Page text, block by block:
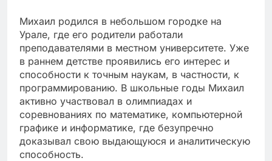
Михаил родился в небольшом городке на
Урале, где его родители работали
преподавателями в местном университете. Уже
в раннем детстве проявились его интерес и
способности к точным наукам, в частности, к
программированию. В школьные годы Михаил
активно участвовал в олимпиадах и
соревнованиях по математике, компьютерной
графике и информатике, где безупречно
доказывал свою выдающуюся и аналитическую
способность.